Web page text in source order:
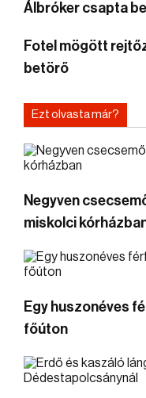
Álbróker csapta
Fotel mögött
betörő
Ezt olvasta már?
Negyven
miskolci
Egy huszonéves
főúton